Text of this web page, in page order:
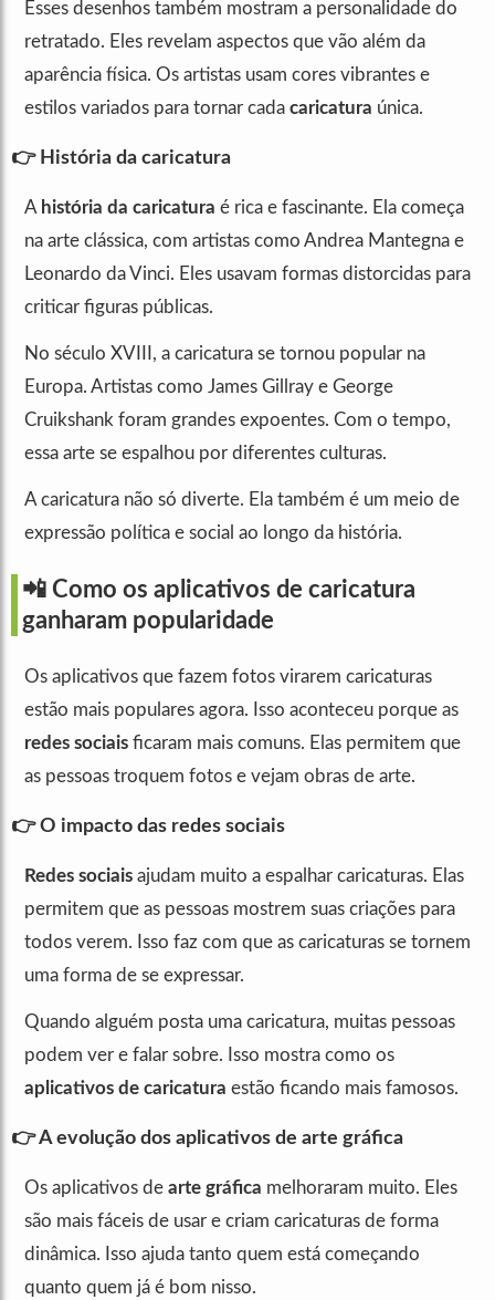
Esses desenhos também mostram a personalidade do
retratado. Eles revelam aspectos que vão além da
aparência física. Os artistas usam cores vibrantes e
estilos variados para tornar cada caricatura única.
👉 História da caricatura
A história da caricatura é rica e fascinante. Ela começa
na arte clássica, com artistas como Andrea Mantegna e
Leonardo da Vinci. Eles usavam formas distorcidas para
criticar figuras públicas.
No século XVIII, a caricatura se tornou popular na
Europa. Artistas como James Gillray e George
Cruikshank foram grandes expoentes. Com o tempo,
essa arte se espalhou por diferentes culturas.
A caricatura não só diverte. Ela também é um meio de
expressão política e social ao longo da história.
📲 Como os aplicativos de caricatura
ganharam popularidade
Os aplicativos que fazem fotos virarem caricaturas
estão mais populares agora. Isso aconteceu porque as
redes sociais ficaram mais comuns. Elas permitem que
as pessoas troquem fotos e vejam obras de arte.
👉 O impacto das redes sociais
Redes sociais ajudam muito a espalhar caricaturas. Elas
permitem que as pessoas mostrem suas criações para
todos verem. Isso faz com que as caricaturas se tornem
uma forma de se expressar.
Quando alguém posta uma caricatura, muitas pessoas
podem ver e falar sobre. Isso mostra como os
aplicativos de caricatura estão ficando mais famosos.
👉 A evolução dos aplicativos de arte gráfica
Os aplicativos de arte gráfica melhoraram muito. Eles
são mais fáceis de usar e criam caricaturas de forma
dinâmica. Isso ajuda tanto quem está começando
quanto quem já é bom nisso.